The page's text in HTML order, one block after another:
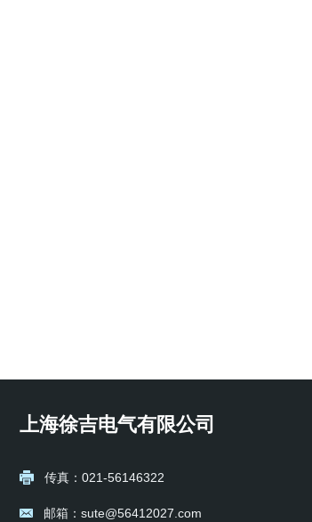
上海徐吉电气有限公司
传真：021-56146322
邮箱：sute@56412027.com